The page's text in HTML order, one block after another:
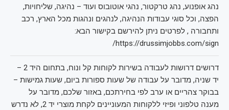
נהג אופנוע, נהג טרקטור, נהגי אוטובוס ועוד – נהיגה, שליחויות,
הפצה, וכל סוגי עבודות הנהיגה, לנהגים ונהגות מכל הארץ, רכב
ותחבורה , לפרטים ניתן להירשם בקישור הבא:
https://drussimjobbs.com/sign/
דרושים דרושות לעבודה בשירות לקוחות קל ונוח, בתחום היד 2 –
יד שניה, מדובר על עבודה של שעות ספורות ביום, שעות גמישות –
בבוקר צהריים או ערב לפי בחירתכם, באזור שלכם, מדובר על
מענה טלפוני ופיזי ללקוחות המעוניינים לקחת מוצרי יד 2, לא נדרש